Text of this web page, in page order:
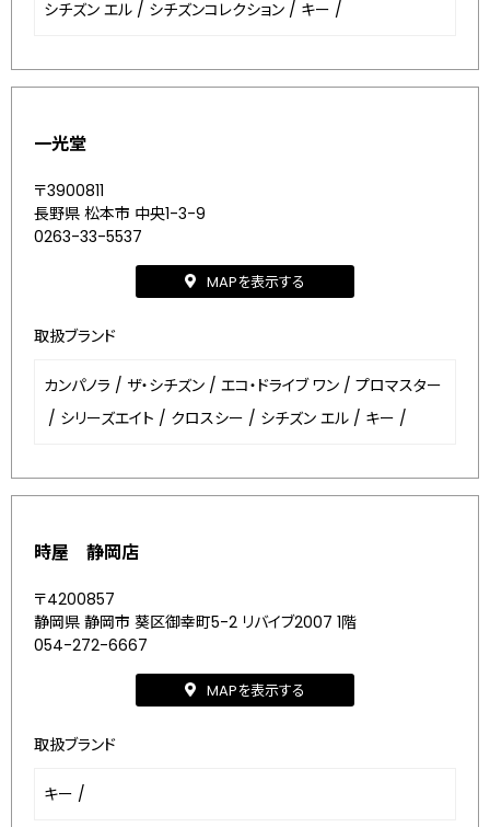
シチズン エル / シチズンコレクション / キー /
一光堂
〒3900811
長野県 松本市 中央1-3-9
0263-33-5537
MAPを表示する
取扱ブランド
カンパノラ / ザ・シチズン / エコ・ドライブ ワン / プロマスター
/ シリーズエイト / クロスシー / シチズン エル / キー /
時屋 静岡店
〒4200857
静岡県 静岡市 葵区御幸町5-2 リバイブ2007 1階
054-272-6667
MAPを表示する
取扱ブランド
キー /